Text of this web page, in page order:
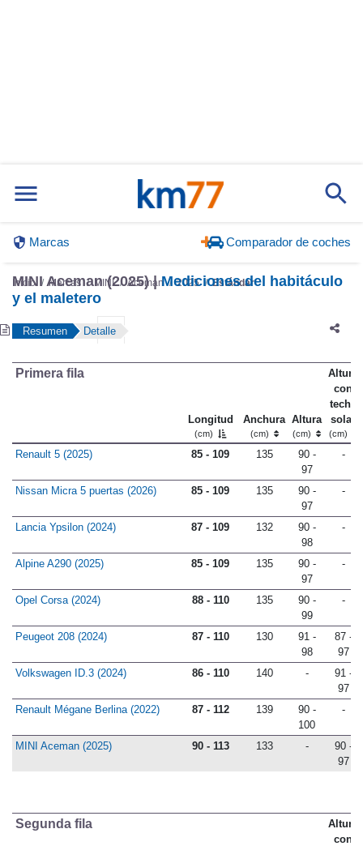
Marcas Comparador de coches
Inicio Marcas MINI Aceman 2025 Estándar
MINI Aceman (2025) |Mediciones del habitáculo
y el maletero
Resumen Detalle
Primera fila
Longitud
(cm)
Anchura
(cm)
Altura
(cm)
Altura
con
techo
solar
(cm)
Renault 5 (2025) 85 - 109 135
90 -
97
-
Nissan Micra 5 puertas (2026) 85 - 109 135
90 -
97
-
Lancia Ypsilon (2024) 87 - 109 132
90 -
98
-
Alpine A290 (2025) 85 - 109 135
90 -
97
-
Opel Corsa (2024) 88 - 110 135
90 -
99
-
Peugeot 208 (2024) 87 - 110 130
91 -
98
87 -
97
Volkswagen ID.3 (2024)
86 - 110 140 -
91 -
97
Renault Mégane Berlina (2022)
87 - 112 139
90 -
100
-
MINI Aceman (2025) 90 - 113 133 -
90 -
97
Segunda fila
Altura
con